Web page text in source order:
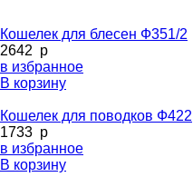
Кошелек для блесен Ф351/2
2642 p
в избранное
В корзину
Кошелек для поводков Ф422
1733 p
в избранное
В корзину